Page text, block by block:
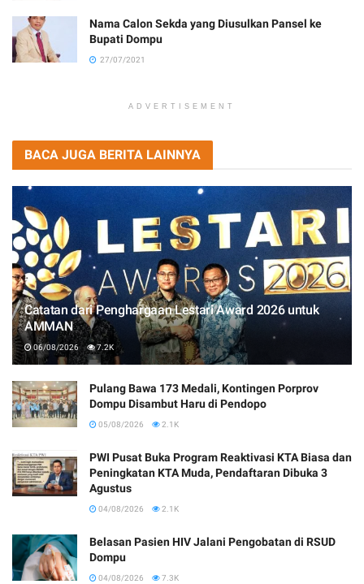
Nama Calon Sekda yang Diusulkan Pansel ke
Bupati Dompu
27/07/2021
ADVERTISEMENT
BACA JUGA BERITA LAINNYA
Catatan dari Penghargaan Lestari Award 2026 untuk
AMMAN
06/08/2026 7.2K
Pulang Bawa 173 Medali, Kontingen Porprov
Dompu Disambut Haru di Pendopo
05/08/2026 2.1K
PWI Pusat Buka Program Reaktivasi KTA Biasa dan
Peningkatan KTA Muda, Pendaftaran Dibuka 3
Agustus
04/08/2026 2.1K
Belasan Pasien HIV Jalani Pengobatan di RSUD
Dompu
04/08/2026 7.3K